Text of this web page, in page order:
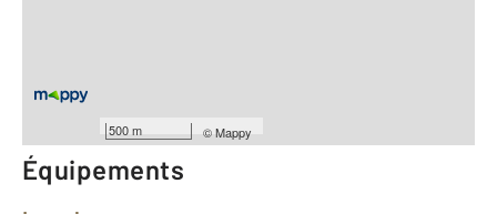
500 m ©Mappy
Année construction : 1964
Équipements